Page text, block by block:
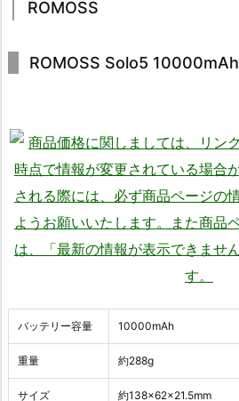
ROMOSS
ROMOSS Solo5 10000mAh
バッテリー容量 10000mAh
重量 約288g
サイズ 約138×62×21.5mm